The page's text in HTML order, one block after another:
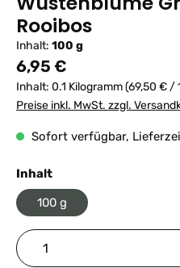
Rooibos
Inhalt: 100 g
Regulärer Preis:
6,95 €
Inhalt: 0.1 Kilogramm(69,50 € /
Preise inkl. MwSt. zzgl.
Sofort verfügbar,
Inhaltauswählen
100 g
Produkt Anzahl: Gib